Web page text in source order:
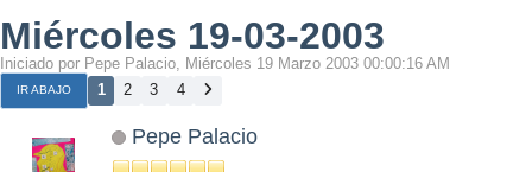
Miércoles 19-03-2003
Iniciado por Pepe Palacio, Miércoles 19 Marzo 2003 00:00:16 AM
IR ABAJO 1 2 3 4
Pepe Palacio